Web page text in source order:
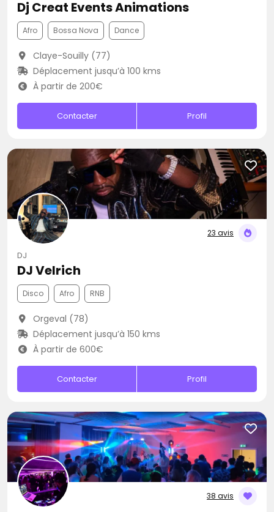
Dj Creat Events Animations
Afro Bossa Nova Dance
Claye-Souilly (77)
Déplacement jusqu’à 100 kms
À partir de 200€
Contacter Profil
23 avis
DJ
DJ Velrich
Disco Afro RNB
Orgeval (78)
Déplacement jusqu’à 150 kms
À partir de 600€
Contacter Profil
38 avis